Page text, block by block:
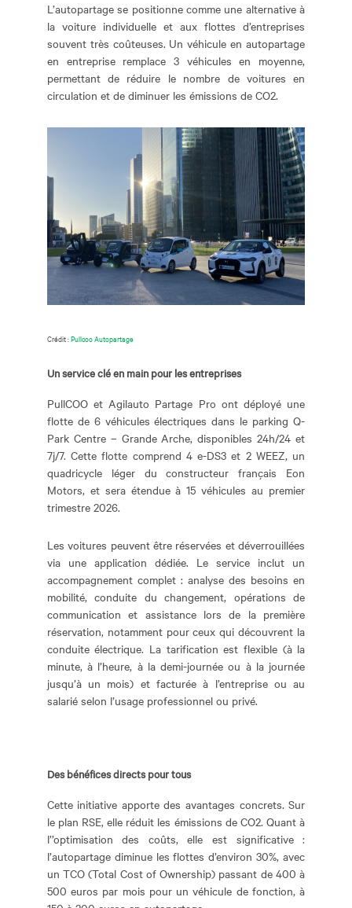
L’autopartage se positionne comme une alternative à
la voiture individuelle et aux flottes d’entreprises
souvent très coûteuses. Un véhicule en autopartage
en entreprise remplace 3 véhicules en moyenne,
permettant de réduire le nombre de voitures en
circulation et de diminuer les émissions de CO2.
Crédit :Pullcoo Autopartage
Un service clé en main pour les entreprises
PullCOO et Agilauto Partage Pro ont déployé une
flotte de 6 véhicules électriques dans le parking Q-
Park Centre – Grande Arche, disponibles 24h/24 et
7j/7. Cette flotte comprend 4 e-DS3 et 2 WEEZ, un
quadricycle léger du constructeur français Eon
Motors, et sera étendue à 15 véhicules au premier
trimestre 2026.
Les voitures peuvent être réservées et déverrouillées
via une application dédiée. Le service inclut un
accompagnement complet : analyse des besoins en
mobilité, conduite du changement, opérations de
communication et assistance lors de la première
réservation, notamment pour ceux qui découvrent la
conduite électrique. La tarification est flexible (à la
minute, à l’heure, à la demi-journée ou à la journée
jusqu’à un mois) et facturée à l’entreprise ou au
salarié selon l’usage professionnel ou privé.
Des bénéfices directs pour tous
Cette initiative apporte des avantages concrets. Sur
le plan RSE, elle réduit les émissions de CO2. Quant à
l’’optimisation des coûts, elle est significative :
l’autopartage diminue les flottes d’environ 30%, avec
un TCO (Total Cost of Ownership) passant de 400 à
500 euros par mois pour un véhicule de fonction, à